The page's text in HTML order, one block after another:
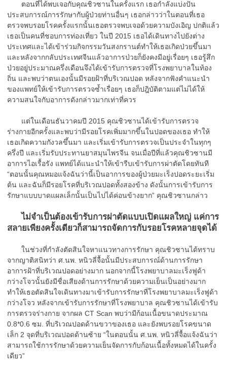
ตอนที่ได้พบเจอกับคุณชิวซานในครั้งแรก เธอกำลังแบ่งปัน
ประสบการณ์การรักษากับผู้ป่วยท่านอื่นๆ เธอกล่าวว่าในตอนที่เธอ
ตรวจพบรอยโรคครั้งแรกนั้นเธอตรวจพบเจอด้วยความบังเอิญ ปกติแล้ว
เธอเป็นคนที่ชอบการท่องเที่ยว ในปี 2015 เธอได้เดินทางไปยังต่าง
ประเทศและได้เข้าร่วมกิจกรรมวันสงกรานต์ทำให้เธอเกิดป่วยขึ้นมา
และหลังจากกลับประเทศจีนแล้วอาการป่วยก็ยังคงมีอยู่เรื่อยๆ เธอรู้สึก
ป่วยอยู่ประมาณครึ่งเดือนจึงได้เข้ารับการตรวจที่โรงพยาบาลในท้อง
ถิ่น และพบว่าตนเองนั้นมีรอยฝ้าที่บริเวณปอด หลังจากฟังคำแนะนำ
ของแพทย์ให้เข้ารับการตรวจซ้ำเรื่อยๆ เธอก็ปฎิบัติตามแต่ไม่ได้ให้
ความสนใจกับอาการดังกล่าวมากเท่าที่ควร
แต่ในเดือนธันวาคมปี 2015 คุณชิวซานได้เข้ารับการตรวจ
ร่างกายอีกครั้งและพบว่ามีรอยโรคเพิ่มมากขึ้นในปอดของเธอ ทำให้
เธอเกิดความกังวลขึ้นมา และเริ่มเข้ารับการตรวจเป็นประจำในทุกๆ
ครึ่งปี และเริ่มรับประทานยาสมุนไพรจีน จนเมื่อปีที่แล้วคุณชิวซานมี
อาการไอเรื้อรัง แพทย์ได้แนะนำให้เข้ารีบเข้ารับการผ่าตัดโดยทันที
“ตอนนั้นคุณหมอแจ้งฉันว่านี้เป็นอาการของผู้ป่วยมะเร็งปอดระยะเริ่ม
ต้น และฉันก็มีรอยโรคที่บริเวณปอดทั้งสองข้าง ดังนั้นการเข้ารับการ
รักษาแบบบาดแผลเล็กนั้นเป็นไปได้ค่อนข้างยาก” คุณชิวซานกล่าว
ไม่จำเป็นต้องเข้ารับการผ่าตัดแบบเปิดแผลใหญ่ แค่การ
สลายเพียงครั้งเดียวก็สามารถจัดการกับรอยโรคหลายจุดได้
ในช่วงที่กำลังตัดสินใจหาแนวทางการรักษา คุณชิวซานได้ทราบ
จากญาติสนิทว่า ศ.นพ. หนิวลี่จื้อนั้นมีประสบการณ์ด้านการรักษา
อาการฝ้าที่บริเวณปอดอย่างมาก นอกจากนี้โรงพยาบาลมะเร็งฟูด้า
กว่างโจวนั้นยังมีชื่อเสียงด้านการรักษาด้วยความเย็นเป็นอย่างมาก
ทำให้เธอตัดสินใจเดินทางมาเข้ารับการรักษาที่โรงพยาบาลมะเร็งฟูด้า
กว่างโจว หลังจากเข้ารับการรักษาที่โรงพยาบาล คุณชิวซานได้เข้ารับ
การตรวจร่างกาย จากผล CT Scan พบว่ามีก้อนเนื้อขนาดประมาณ
0.8*0.6 ซม. ที่บริเวณปอดด้านขวาของเธอ และยังพบรอยโรคขนาด
เล็ก 2 จุดที่บริเวณปอดด้านซ้าย “ในตอนนั้น ศ.นพ. หนิวลี่จื้อแจ้งฉันว่า
สามารถใช้การรักษาด้วยความเย็นจัดการกับก้อนเนื้อทั้งหมดได้ในครั้ง
เดียว”